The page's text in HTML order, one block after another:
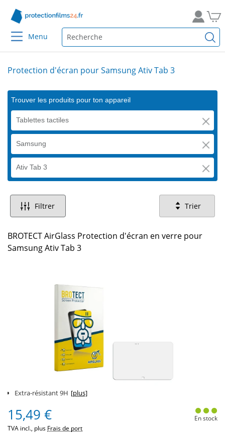
Menu
Protection d'écran pour Samsung Ativ Tab 3
Trouver les produits pour ton appareil
Tablettes tactiles
Samsung
Ativ Tab 3
Filtrer Trier
BROTECT AirGlass Protection d'écran en verre pour
Samsung Ativ Tab 3
Extra-résistant 9H [plus]
15,49 €
TVA incl., plus Frais de port
En stock